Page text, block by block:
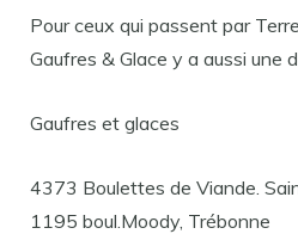
Pour ceux qui passent par
Gaufres & Glace y a aussi une
Gaufres et glaces
4373 Boulettes de Viande.
1195 boul.Moody, Trébonne